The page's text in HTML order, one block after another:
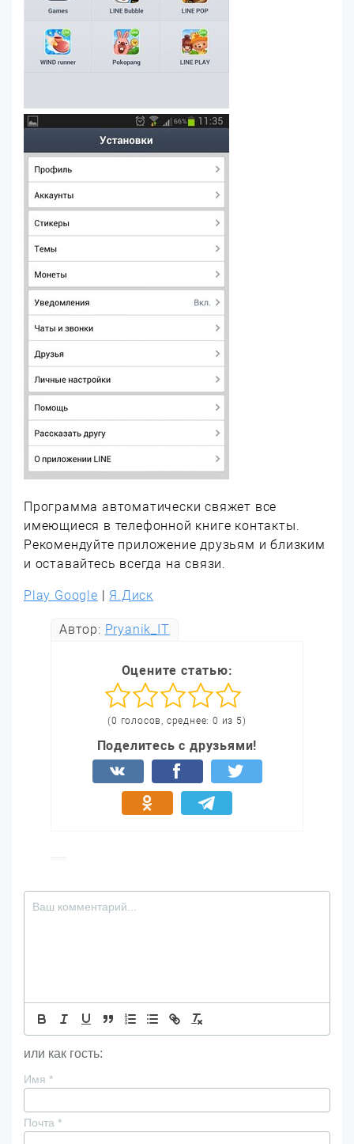
Программа автоматически свяжет все
имеющиеся в телефонной книге контакты.
Рекомендуйте приложение друзьям и близким
и оставайтесь всегда на связи.
Play Google | Я.Диск
Автор: Pryanik_IT
Оцените статью:
(0 голосов, среднее: 0 из 5)
Поделитесь с друзьями!
или как гость:
Имя *
Почта *